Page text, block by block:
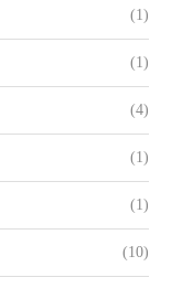
(1)
(1)
(4)
(1)
(1)
(10)